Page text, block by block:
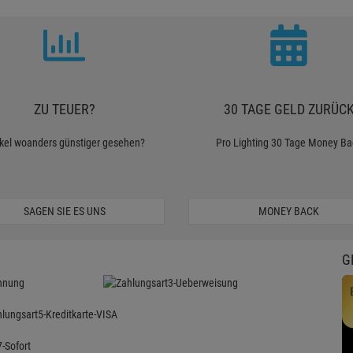
ZU TEUER?
woanders günstiger gesehen?
SAGEN SIE ES UNS
30 TAGE GELD
Pro Lighting 30 Tage Money
MONEY BACK